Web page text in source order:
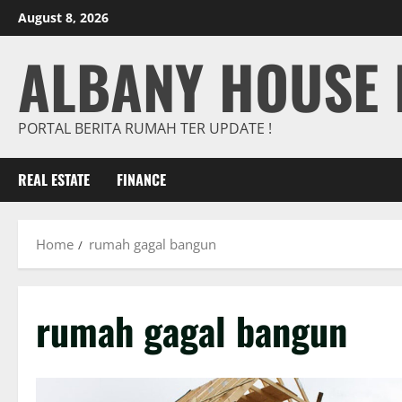
Skip
to
August 8, 2026
ALBANY HOUSE
PORTAL BERITA RUMAH TER UPDATE !
REAL ESTATE FINANCE
Home rumah gagal bangun
rumah gagal bangun